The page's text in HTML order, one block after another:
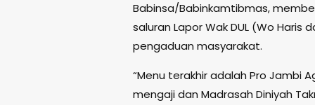
Babinsa/Babinkamtibmas,
saluran Lapor Wak DUL (Wo Haris
pengaduan masyarakat.
“Menu terakhir adalah Pro Jambi
mengaji dan Madrasah Diniyah